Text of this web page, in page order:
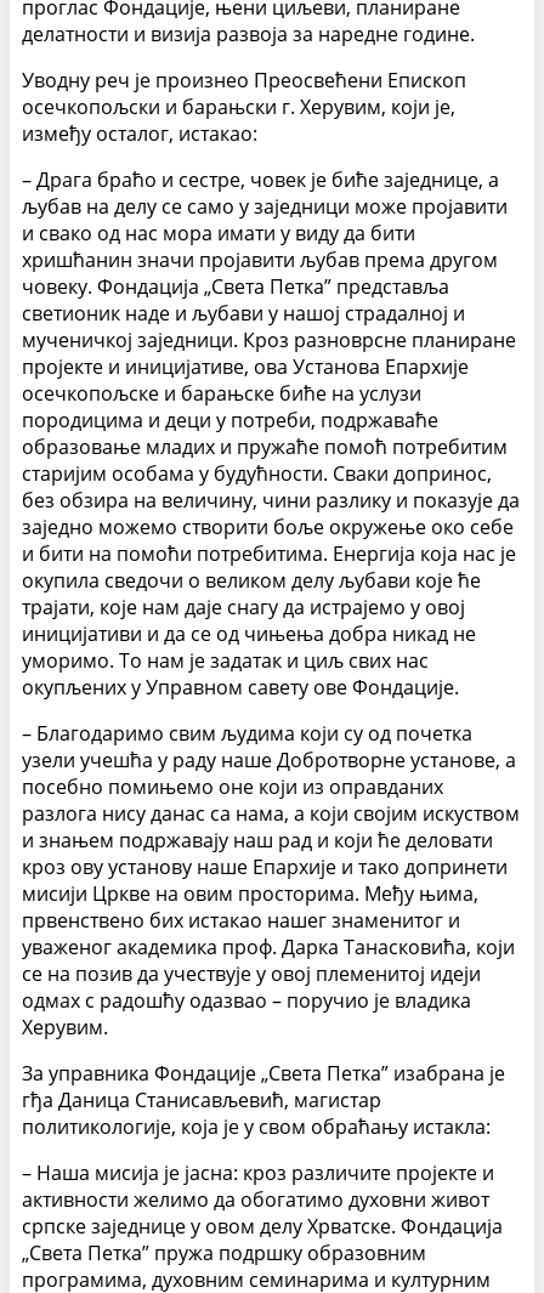
проглас Фондације, њени циљеви, планиране
делатности и визија развоја за наредне године.
Уводну реч је произнео Преосвећени Епископ
осечкопољски и барањски г. Херувим, који је,
између осталог, истакао:
– Драга браћо и сестре, човек је биће заједнице, а
љубав на делу се само у заједници може пројавити
и свако од нас мора имати у виду да бити
хришћанин значи пројавити љубав према другом
човеку. Фондација „Света Петка” представља
светионик наде и љубави у нашој страдалној и
мученичкој заједници. Кроз разноврсне планиране
пројекте и иницијативе, ова Установа Епархије
осечкопољске и барањске биће на услузи
породицима и деци у потреби, подржаваће
образовање младих и пружаће помоћ потребитим
старијим особама у будућности. Сваки допринос,
без обзира на величину, чини разлику и показује да
заједно можемо створити боље окружење око себе
и бити на помоћи потребитима. Енергија која нас је
окупила сведочи о великом делу љубави које ће
трајати, које нам даје снагу да истрајемо у овој
иницијативи и да се од чињења добра никад не
уморимо. То нам је задатак и циљ свих нас
окупљених у Управном савету ове Фондације.
– Благодаримо свим људима који су од почетка
узели учешћа у раду наше Добротворне установе, а
посебно помињемо оне који из оправданих
разлога нису данас са нама, а који својим искуством
и знањем подржавају наш рад и који ће деловати
кроз ову установу наше Епархије и тако допринети
мисији Цркве на овим просторима. Међу њима,
првенствено бих истакао нашег знаменитог и
уваженог академика проф. Дарка Танасковића, који
се на позив да учествује у овој племенитој идеји
одмах с радошћу одазвао – поручио је владика
Херувим.
За управника Фондације „Света Петка” изабрана је
гђа Даница Станисављевић, магистар
политикологије, која је у свом обраћању истакла:
– Наша мисија је јасна: кроз различите пројекте и
активности желимо да обогатимо духовни живот
српске заједнице у овом делу Хрватске. Фондација
„Света Петка” пружа подршку образовним
програмима, духовним семинарима и културним